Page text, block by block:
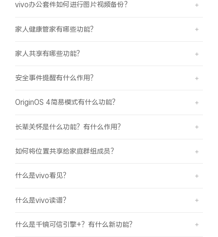
vivo办公套件如何进行图片视频备份？
家人健康管家有哪些功能？
家人共享有哪些功能？
安全事件提醒有什么作用？
OriginOS 4简易模式有什么功能？
长辈关怀是什么功能？有什么作用？
如何将位置共享给家庭群组成员？
什么是vivo看见？
什么是vivo读谱？
什么是千镜可信引擎+？有什么新功能？